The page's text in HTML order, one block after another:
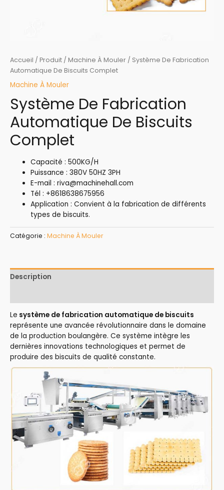
Accueil / Produit / Machine À Mouler / Système De Fabrication
Automatique De Biscuits Complet
Machine À Mouler
Système De Fabrication
Automatique De Biscuits
Complet
Capacité : 500KG/H
Puissance : 380V 50HZ 3PH
E-mail : riva@machinehall.com
Tél : +8618638675956
Application : Convient à la fabrication de différents
types de biscuits.
Catégorie : Machine À Mouler
Description
Le système de fabrication automatique de biscuits
représente une avancée révolutionnaire dans le domaine
de la production boulangère. Ce système intègre les
dernières innovations technologiques et permet de
produire des biscuits de qualité constante.